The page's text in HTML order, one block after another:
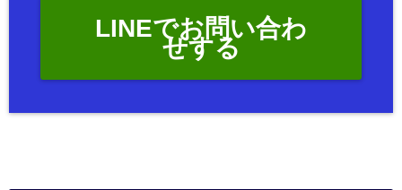
LINEでお問い合わ
せする